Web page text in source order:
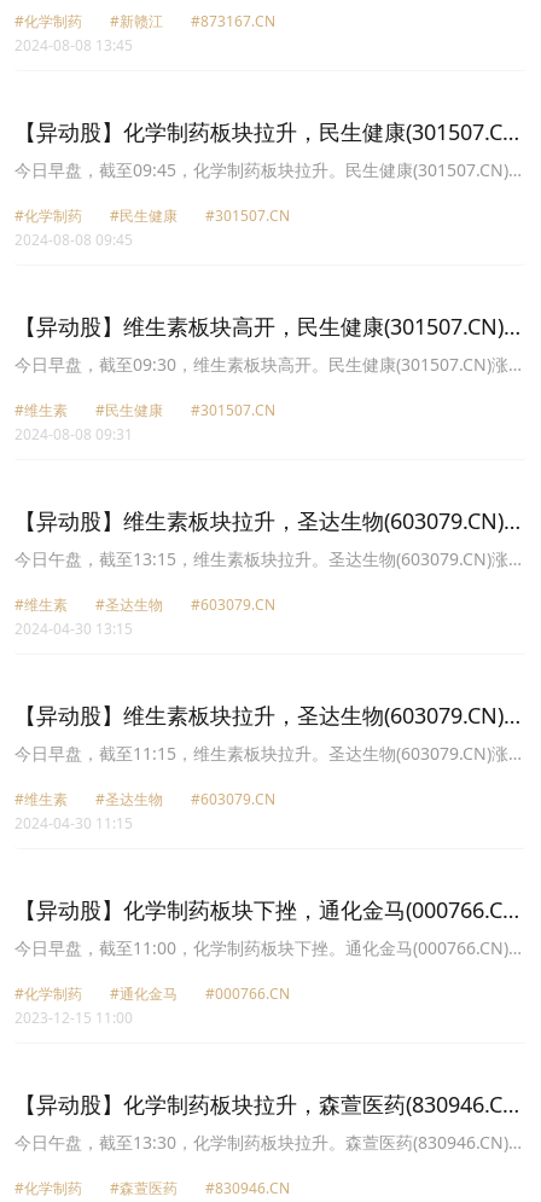
健康(301507.CN)涨20.01%报16.43元，向日葵(300111.CN)涨
15.07%报2.52元，振东制药(300158.CN)涨10.74%报4.64元，东北
#化学制药 #新赣江
#873167.CN
2024-08-08 13:45
【异动股】化学制药板块拉升，民生健康(301507.CN)
涨20.01%
今日早盘，截至09:45，化学制药板块拉升。民生健康(301507.CN)涨
制药(000597.CN)涨10.08%报5.35元，能特科技(002102.CN)涨
10.00%报3.08元，浙江医药(600216.CN)涨9.99%报16.4元，广济药
#化学制药 #民生健康
#301507.CN
2024-08-08 09:45
【异动股】维生素板块高开，民生健康(301507.CN)涨
10.96%
今日早盘，截至09:30，维生素板块高开。民生健康(301507.CN)涨
生物(603079.CN)涨10.02%报13.4元，能特科技(002102.CN)涨
10.00%报3.08元，新赣江(873167.CN)涨6.95%报10.77元，浙江医
#维生素 #民生健康
#301507.CN
2024-08-08 09:31
【异动股】维生素板块拉升，圣达生物(603079.CN)涨
10.0%
今日午盘，截至13:15，维生素板块拉升。圣达生物(603079.CN)涨
威(002626.CN)涨5.52%报15.49元，新赣江(873167.CN)涨5.13%报
10.86元，广济药业(000952.CN)涨4.01%报5.96元，天新药业
#维生素 #圣达生物
#603079.CN
2024-04-30 13:15
【异动股】维生素板块拉升，圣达生物(603079.CN)涨
4.79%
今日早盘，截至11:15，维生素板块拉升。圣达生物(603079.CN)涨
(603067.CN)涨4.41%报10.9元，广济药业(000952.CN)涨3.84%报
5.95元，金达威(002626.CN)涨3.00%报15.12元，亿帆医药
#维生素 #圣达生物
#603079.CN
2024-04-30 11:15
【异动股】化学制药板块下挫，通化金马(000766.CN)
跌9.83%
今日早盘，截至11:00，化学制药板块下挫。通化金马(000766.CN)跌
业(300255.CN)跌6.31%报14.4元，森萱医药(830946.CN)跌5.55%报
10.38元，贝达药业(300558.CN)跌4.88%报55.75元，拓新药业
#化学制药 #通化金马
#000766.CN
2023-12-15 11:00
【异动股】化学制药板块拉升，森萱医药(830946.CN)
涨20.9%
今日午盘，截至13:30，化学制药板块拉升。森萱医药(830946.CN)涨
赣江(873167.CN)涨13.58%报17.06元，亨迪药业(301211.CN)涨
#化学制药 #森萱医药
#830946.CN